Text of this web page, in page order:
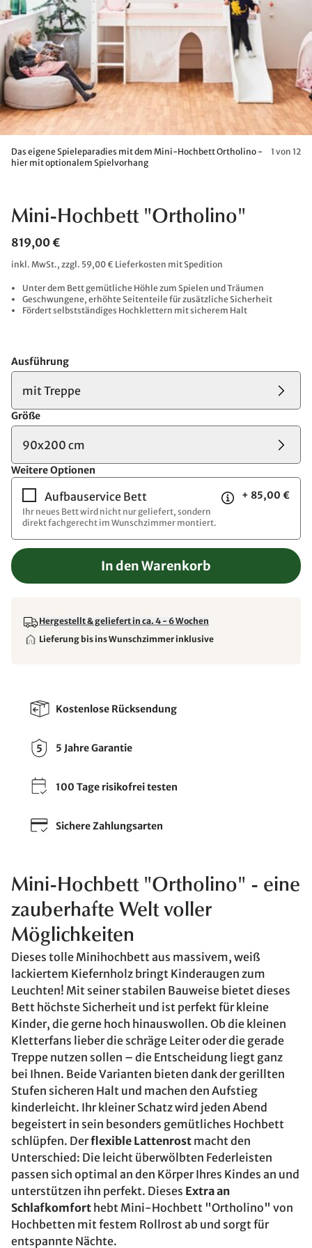
Das eigene Spieleparadies mit dem Mini-Hochbett Ortholino -
hier mit optionalem Spielvorhang
1 von 12
Mini-Hochbett "Ortholino"
819,00 €
inkl. MwSt., zzgl. 59,00 € Lieferkosten mit Spedition
Unter dem Bett gemütliche Höhle zum Spielen und Träumen
Geschwungene, erhöhte Seitenteile für zusätzliche Sicherheit
Fördert selbstständiges Hochklettern mit sicherem Halt
Ausführung
mit Treppe
Größe
90x200 cm
Weitere Optionen
Aufbauservice Bett
Ihr neues Bett wird nicht nur geliefert, sondern
direkt fachgerecht im Wunschzimmer montiert.
+ 85,00 €
In den Warenkorb
Hergestellt & geliefert in ca. 4 - 6 Wochen
Lieferung bis ins Wunschzimmer inklusive
Kostenlose Rücksendung
5 Jahre Garantie
100 Tage risikofrei testen
Sichere Zahlungsarten
Mini-Hochbett "Ortholino" - eine
zauberhafte Welt voller
Möglichkeiten
Dieses tolle Minihochbett aus massivem, weiß
lackiertem Kiefernholz bringt Kinderaugen zum
Leuchten! Mit seiner stabilen Bauweise bietet dieses
Bett höchste Sicherheit und ist perfekt für kleine
Kinder, die gerne hoch hinauswollen. Ob die kleinen
Kletterfans lieber die schräge Leiter oder die gerade
Treppe nutzen sollen – die Entscheidung liegt ganz
bei Ihnen. Beide Varianten bieten dank der gerillten
Stufen sicheren Halt und machen den Aufstieg
kinderleicht. Ihr kleiner Schatz wird jeden Abend
begeistert in sein besonders gemütliches Hochbett
schlüpfen. Derflexible Lattenrost macht den
Unterschied: Die leicht überwölbten Federleisten
passen sich optimal an den Körper Ihres Kindes an und
unterstützen ihn perfekt. Dieses Extra an
Schlafkomfort hebt Mini-Hochbett "Ortholino" von
Hochbetten mit festem Rollrost ab und sorgt für
entspannte Nächte.